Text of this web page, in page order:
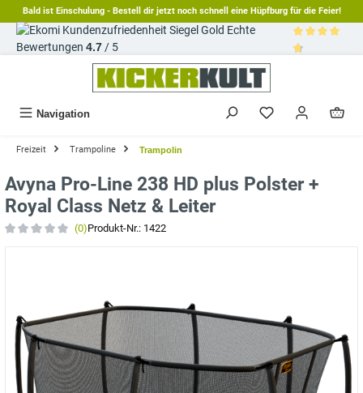
springen
Bald ist Einschulung - Bestell dir jetzt noch schnell eine Hüpfburg für die Feier!
Echte
Bewertungen 4.7/ 5
Navigation
Freizeit Trampoline Trampolin
Avyna Pro-Line 238 HD plus Polster +
Royal Class Netz & Leiter
(0)Produkt-Nr.: 1422